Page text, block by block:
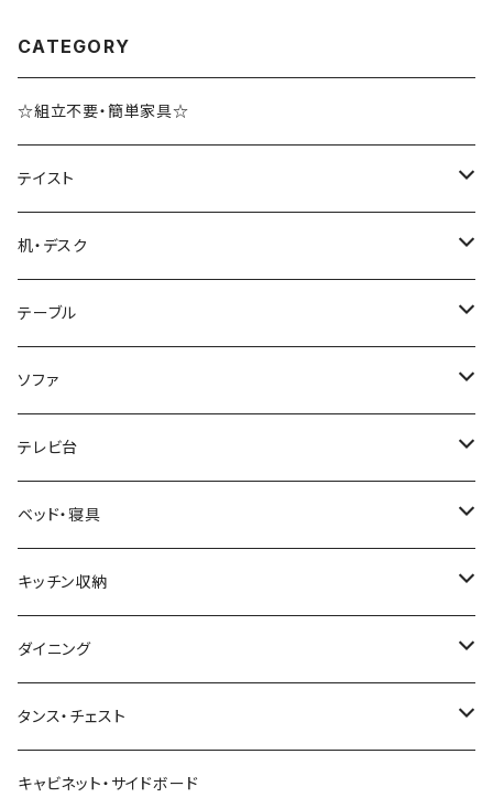
CATEGORY
☆組立不要・簡単家具☆
テイスト
ブルックリンスタイル
ホテルライク風インテリア
韓国インテリア
和風/和モダン
ミッドセンチュリー
西海岸風
カフェ風
ヴィンテージ
北欧風・ノルディック
机・デスク
パソコンデスク・ワークデスク
学習机・勉強机
収納付きデスク
折りたたみデスク
サイズ
幅100cm以下
幅101～120cm
デスクワゴン
テーブル
サイズ
幅100cm以下
幅101～120cm
ローテーブル・リビングテーブル
サイドテーブル・ナイトテーブル
カウンターテーブル
こたつ・こたつテーブル
こたつテーブル+布団掛敷セット
こたつテーブル+掛け布団
ネストテーブル
折りたたみテーブル
ソファ
サイズ
幅90cm以下
幅91～120cm
1人掛けソファ
2人掛けソファ
3人掛けソファ
4人掛け以上のソファ
ソファベッド
テレビ台
サイズ
幅90cm以下
幅91～120cm
ロータイプテレビ台・ローボード
ミドルタイプテレビ台
コーナーテレビ台
ハイタイプテレビ台・壁面収納
ベッド・寝具
サイズ
セミシングルショート
シングルベッド
ベッドフレーム
マット付きベッド
収納付きベッド
キッチン収納
食器棚
キッチンカウンター
キッチンワゴン
ダイニング
ダイニングテーブル
ダイニングテーブルセット
タンス・チェスト
サイドチェスト
キャビネット・サイドボード